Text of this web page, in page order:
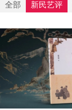
全部 新民艺评